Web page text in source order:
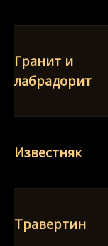
Гранит и
лабрадорит
Известняк
Травертин